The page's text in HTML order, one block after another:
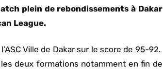
plein de rebondissements à Dakar
League.
Ville de Dakar sur le score de 95-92.
deux formations notamment en fin de